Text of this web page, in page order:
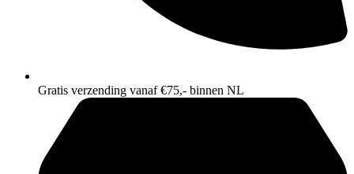
Gratis verzending vanaf €75,- binnen NL